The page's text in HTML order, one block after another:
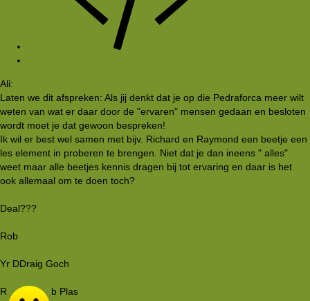
Ali:
Laten we dit afspreken: Als jij denkt dat je op die Pedraforca meer wilt
weten van wat er daar door de "ervaren" mensen gedaan en besloten
wordt moet je dat gewoon bespreken!
Ik wil er best wel samen met bijv. Richard en Raymond een beetje een
les element in proberen te brengen. Niet dat je dan ineens " alles"
weet maar alle beetjes kennis dragen bij tot ervaring en daar is het
ook allemaal om te doen toch?
Deal???
Rob
Yr DDraig Goch
R b Plas